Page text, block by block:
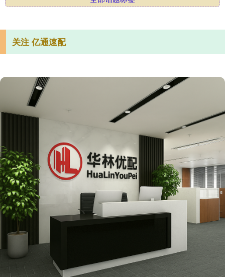
关注 亿通速配